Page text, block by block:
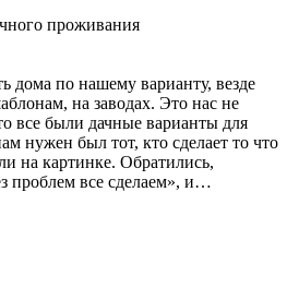
проживания
дома по нашему варианту, везде
на заводах. Это нас не
все были дачные варианты для
нужен был тот, кто сделает то что
на картинке. Обратились,
проблем все сделаем», и…